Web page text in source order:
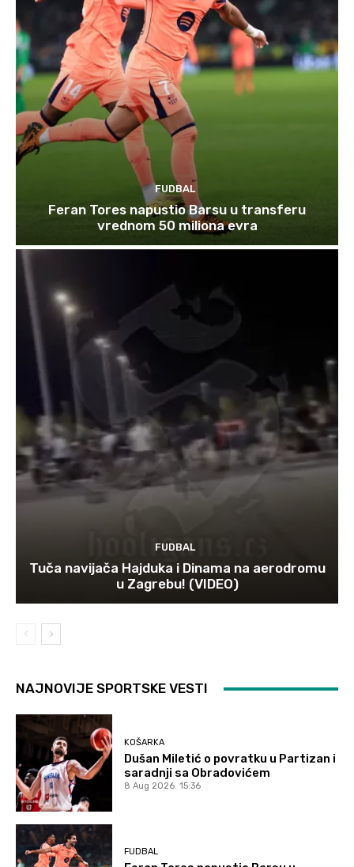
FUDBAL
Feran Tores napustio Barsu u transferu
vrednom 50 miliona evra
FUDBAL
Tuča navijača Hajduka i Dinama na aerodromu
u Zagrebu! (VIDEO)
NAJNOVIJE SPORTSKE VESTI
KOŠARKA
Dušan Miletić o povratku u Partizan i
saradnji sa Obradovićem
8 Aug 2026. 15:36
FUDBAL